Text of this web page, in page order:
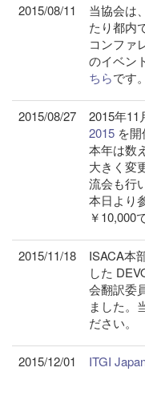
2015/08/11
当協会は
たり都内
コンファ
のイベン
ちらです。
2015/08/27 2015年11
2015 を開
本年は数
大きく変
流会も行
本日より
￥10,000
2015/11/18
ISACA本
した
会翻訳委
ました。
ださい。
2015/12/01 ITGI